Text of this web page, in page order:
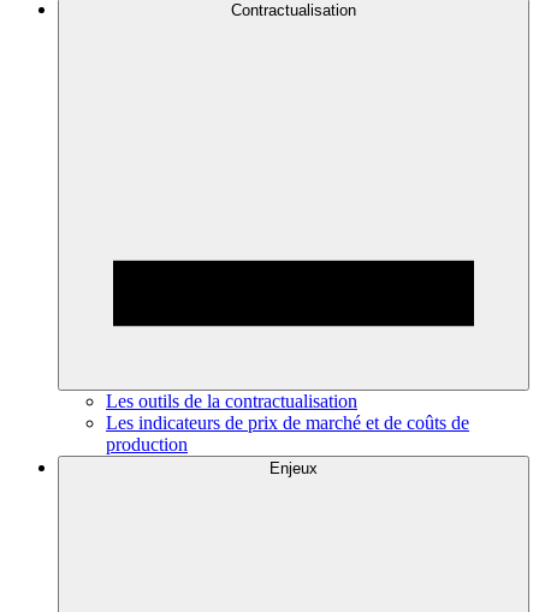
Contractualisation
Les outils de la contractualisation
Les indicateurs de prix de marché et de coûts de
production
Enjeux